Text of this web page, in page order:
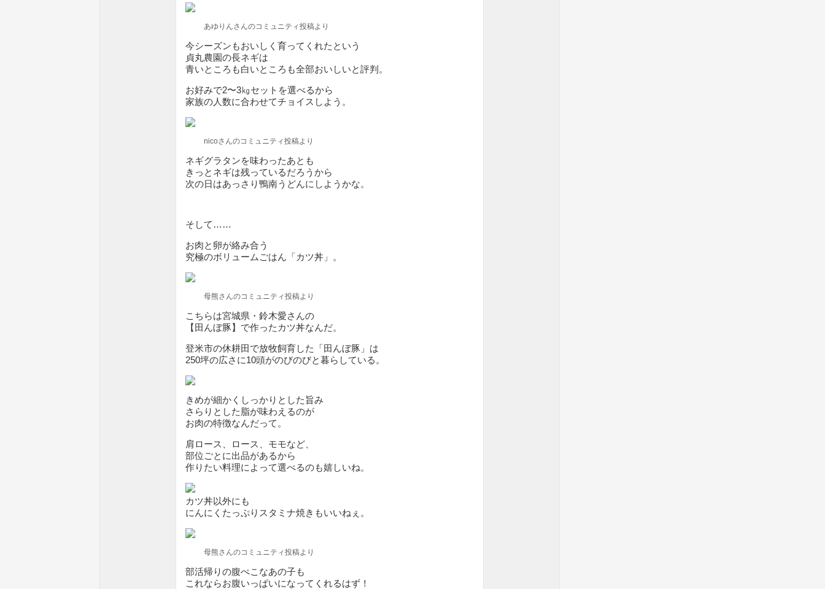
あゆりんさんのコミュニティ投稿より
今シーズンもおいしく育ってくれたという
貞丸農園の長ネギは
青いところも白いところも全部おいしいと評判。
お好みで2〜3㎏セットを選べるから
家族の人数に合わせてチョイスしよう。
nicoさんのコミュニティ投稿より
ネギグラタンを味わったあとも
きっとネギは残っているだろうから
次の日はあっさり鴨南うどんにしようかな。
そして……
お肉と卵が絡み合う
究極のボリュームごはん「カツ丼」。
母熊さんのコミュニティ投稿より
こちらは宮城県・鈴木愛さんの
【田んぼ豚】で作ったカツ丼なんだ。
登米市の休耕田で放牧飼育した「田んぼ豚」は
250坪の広さに10頭がのびのびと暮らしている。
きめが細かくしっかりとした旨み
さらりとした脂が味わえるのが
お肉の特徴なんだって。
肩ロース、ロース、モモなど、
部位ごとに出品があるから
作りたい料理によって選べるのも嬉しいね。
カツ丼以外にも
にんにくたっぷりスタミナ焼きもいいねぇ。
母熊さんのコミュニティ投稿より
部活帰りの腹ぺこなあの子も
これならお腹いっぱいになってくれるはず！